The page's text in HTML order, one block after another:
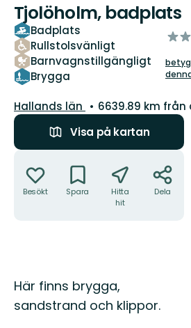
Tjolöholm, badplats
Badplats
Rullstolsvänligt
Barnvagnstillgängligt
Brygga
av
Län:
Hallands län
6639.89 km från
Visa på kartan
Besökt Spara
Hitta
hit
Dela
Beskrivning
Här finns brygga,
sandstrand och klippor.